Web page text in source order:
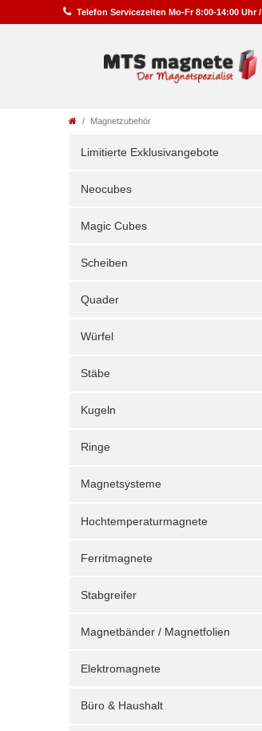
Telefon Servicezeiten Mo-Fr 8:00-14:00 Uhr /
Magnetzubehör
Limitierte Exklusivangebote
Neocubes
Magic Cubes
Scheiben
Quader
Würfel
Stäbe
Kugeln
Ringe
Magnetsysteme
Hochtemperaturmagnete
Ferritmagnete
Stabgreifer
Magnetbänder / Magnetfolien
Elektromagnete
Büro & Haushalt